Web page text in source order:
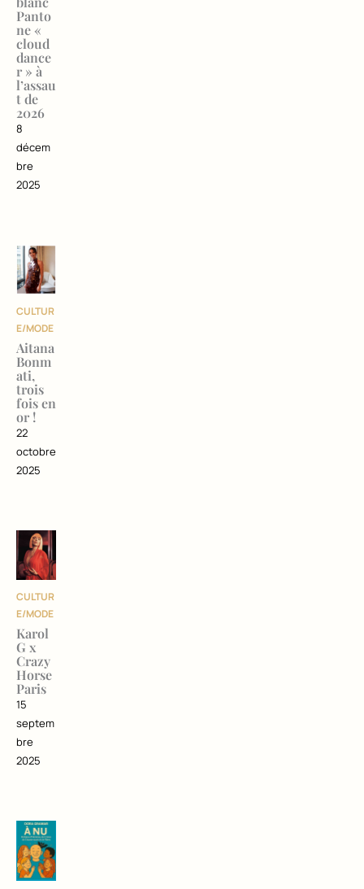
Panto
ne «
cloud
dance
r » à
l’assau
t de
2026
8
décem
bre
2025
CULTUR
E/MODE
Aitana
Bonm
ati,
trois
fois en
or !
22
octobre
2025
CULTUR
E/MODE
Karol
G x
Crazy
Horse
Paris
15
septem
bre
2025